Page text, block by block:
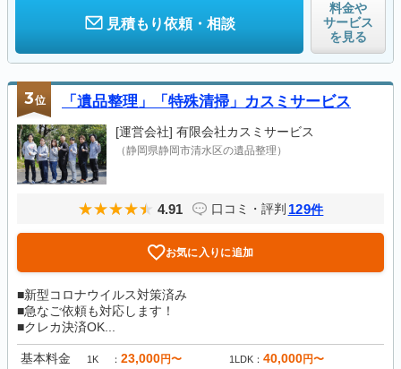
見積もり依頼・相談
料金や
サービス
を見る
3位 「遺品整理」「特殊清掃」カスミサービス
[運営会社] 有限会社カスミサービス
（静岡県静岡市清水区の遺品整理）
4.91 口コミ・評判 129件
お気に入りに追加
■新型コロナウイルス対策済み
■急なご依頼も対応します！
■クレカ決済OK...
基本料金 1K 23,000円〜 1LDK 40,000円〜